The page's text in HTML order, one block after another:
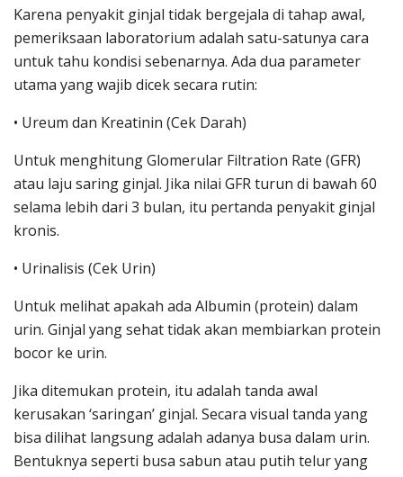
Karena penyakit ginjal tidak bergejala di tahap awal,
pemeriksaan laboratorium adalah satu-satunya cara
untuk tahu kondisi sebenarnya. Ada dua parameter
utama yang wajib dicek secara rutin:
• Ureum dan Kreatinin (Cek Darah)
Untuk menghitung Glomerular Filtration Rate (GFR)
atau laju saring ginjal. Jika nilai GFR turun di bawah 60
selama lebih dari 3 bulan, itu pertanda penyakit ginjal
kronis.
• Urinalisis (Cek Urin)
Untuk melihat apakah ada Albumin (protein) dalam
urin. Ginjal yang sehat tidak akan membiarkan protein
bocor ke urin.
Jika ditemukan protein, itu adalah tanda awal
kerusakan ‘saringan’ ginjal. Secara visual tanda yang
bisa dilihat langsung adalah adanya busa dalam urin.
Bentuknya seperti busa sabun atau putih telur yang